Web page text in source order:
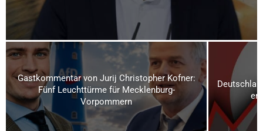
Gastkommentar von Jurij Christopher Kofner:
Fünf Leuchttürme für Mecklenburg-
Vorpommern